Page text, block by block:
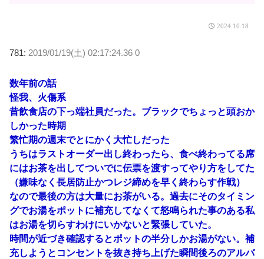
2024.10.18
781: 2019/01/19(土) 02:17:24.36 0
数年前の話
怪我、火傷系
昔飲食店の下っ端社員だった。ブラックでちょっと頭おか
しかった時期
繁忙期の週末でとにかく大忙しだった
うちはラストオーダー出し終わったら、食べ終わってる席
にはお茶を出してついでに伝票を渡すってやり方をしてた
（嫌味なく長居防止かつレジ締めを早く終わらす作戦）
なので最後の方は大量にお茶がいる。過去にそのタイミン
グでお湯をポットに補充してなくて怒鳴られた事のある私
はお湯を切らすわけにいかないと緊張していた。
時間が近づき確認するとポットの半分しかお湯がない。補
充しようとコンセントを抜き持ち上げた瞬間後ろのアルバ